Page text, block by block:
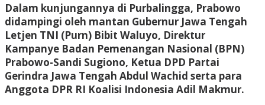
Dalam kunjungannya di Purbalingga, Prabowo
didampingi oleh mantan Gubernur Jawa Tengah
Letjen TNI (Purn) Bibit Waluyo, Direktur
Kampanye Badan Pemenangan Nasional (BPN)
Prabowo-Sandi Sugiono, Ketua DPD Partai
Gerindra Jawa Tengah Abdul Wachid serta para
Anggota DPR RI Koalisi Indonesia Adil Makmur.